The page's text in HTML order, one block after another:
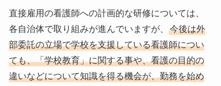
直接雇用の看護師への計画的な研修については、
各自治体で取り組みが進んでいますが、 今後は外
部委託の立場で学校を支援している看護師につい
ても、「学校教育」に関する事や、看護の目的の
違いなどについて知識を得る機会が、勤務を始め